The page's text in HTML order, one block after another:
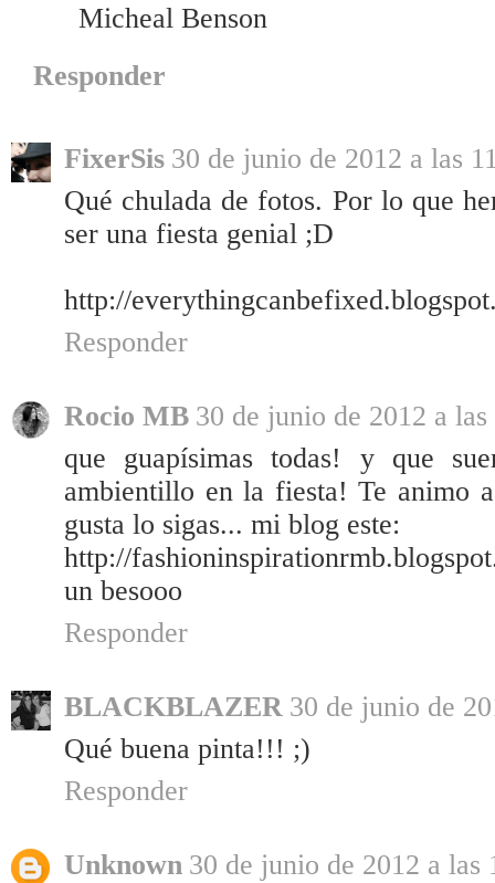
Micheal Benson
Responder
FixerSis 30 de junio de 2012 a las
Qué chulada de fotos. Por lo que
ser una fiesta genial ;D
http://
Responder
Rocio MB 30 de junio de 2012 a las
que guapísimas todas! y que
ambientillo en la fiesta! Te animo
gusta lo sigas... mi blog este:
http://
un besooo
Responder
BLACKBLAZER 30 de junio de
Qué buena pinta!!! ;)
Responder
Unknown 30 de junio de 2012 a las